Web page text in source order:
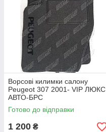
Ворсові килимки салону
Peugeot 307 2001- VIP ЛЮКС
АВТО-БРС
Готово до відправки
1 200 ₴